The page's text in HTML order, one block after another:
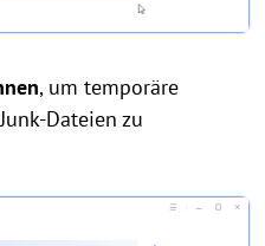
, um temporäre
Dateien zu